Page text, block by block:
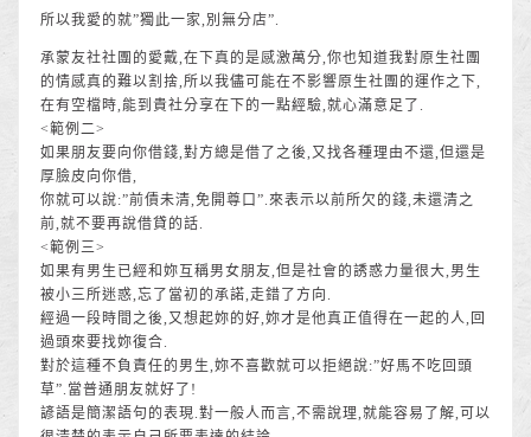
所以我愛的就”獨此一家,別無分店”.
承蒙友社社團的愛戴,在下真的是感激萬分,你也知道我對原生社團
的情感真的難以割捨,所以我儘可能在不影響原生社團的運作之下,
在有空檔時,能到貴社分享在下的一點經驗,就心滿意足了.
<範例二>
如果朋友要向你借錢,對方總是借了之後,又找各種理由不還,但還是
厚臉皮向你借,
你就可以說:”前債未清,免開尊口”.來表示以前所欠的錢,未還清之
前,就不要再說借貸的話.
<範例三>
如果有男生已經和妳互稱男女朋友,但是社會的誘惑力量很大,男生
被小三所迷惑,忘了當初的承諾,走錯了方向.
經過一段時間之後,又想起妳的好,妳才是他真正值得在一起的人,回
過頭來要找妳復合.
對於這種不負責任的男生,妳不喜歡就可以拒絕說:”好馬不吃回頭
草”.當普通朋友就好了!
諺語是簡潔語句的表現.對一般人而言,不需說理,就能容易了解,可以